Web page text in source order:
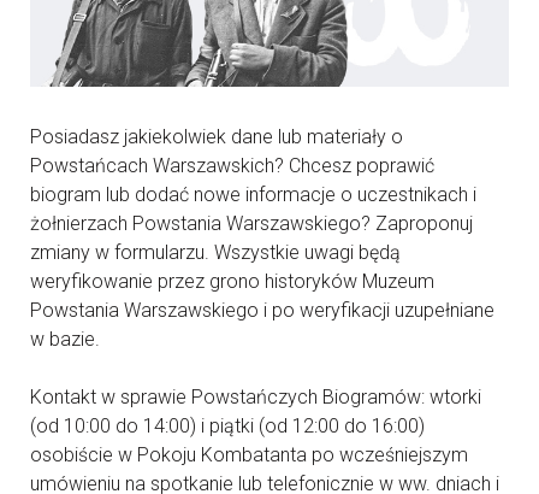
Posiadasz jakiekolwiek dane lub materiały o
Powstańcach Warszawskich? Chcesz poprawić
biogram lub dodać nowe informacje o uczestnikach i
żołnierzach Powstania Warszawskiego? Zaproponuj
zmiany w formularzu. Wszystkie uwagi będą
weryfikowanie przez grono historyków Muzeum
Powstania Warszawskiego i po weryfikacji uzupełniane
w bazie.
Kontakt w sprawie Powstańczych Biogramów: wtorki
(od 10:00 do 14:00) i piątki (od 12:00 do 16:00)
osobiście w Pokoju Kombatanta po wcześniejszym
umówieniu na spotkanie lub telefonicznie w ww. dniach i